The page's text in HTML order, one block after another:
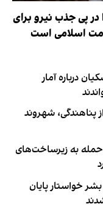
در پی جذب نیرو برای
اسلامی است
درباره آمار
۵ ماه پس از پناهندگی، شهروند
حمله به زیرساخت‌های
خواستار پایان